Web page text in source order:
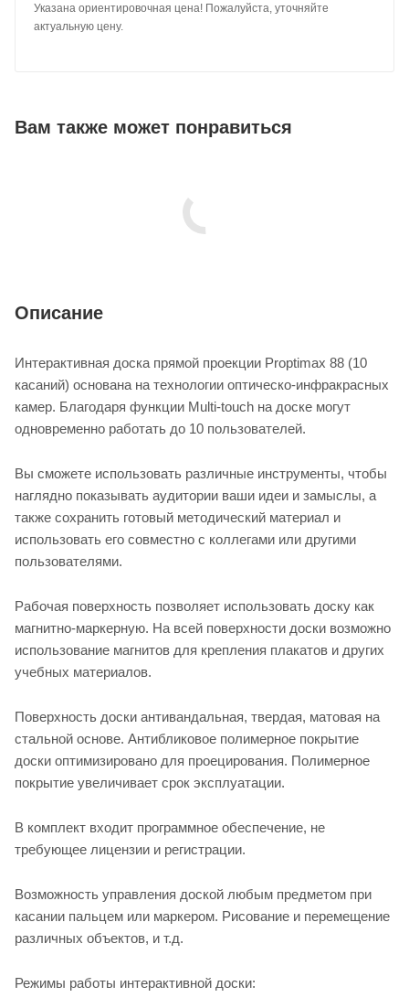
Указана ориентировочная цена! Пожалуйста, уточняйте
актуальную цену.
Вам также может понравиться
Описание
Интерактивная доска прямой проекции Proptimax 88 (10
касаний) основана на технологии оптическо-инфракрасных
камер. Благодаря функции Multi-touch на доске могут
одновременно работать до 10 пользователей.
Вы сможете использовать различные инструменты, чтобы
наглядно показывать аудитории ваши идеи и замыслы, а
также сохранить готовый методический материал и
использовать его совместно с коллегами или другими
пользователями.
Рабочая поверхность позволяет использовать доску как
магнитно-маркерную. На всей поверхности доски возможно
использование магнитов для крепления плакатов и других
учебных материалов.
Поверхность доски антивандальная, твердая, матовая на
стальной основе. Антибликовое полимерное покрытие
доски оптимизировано для проецирования. Полимерное
покрытие увеличивает срок эксплуатации.
В комплект входит программное обеспечение, не
требующее лицензии и регистрации.
Возможность управления доской любым предметом при
касании пальцем или маркером. Рисование и перемещение
различных объектов, и т.д.
Режимы работы интерактивной доски: